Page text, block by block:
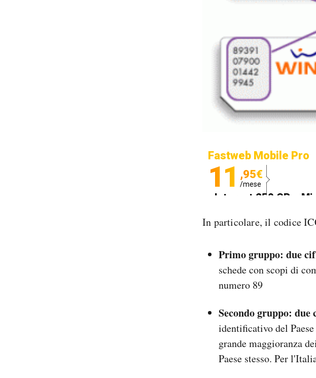
Fastweb Mobile Pro
11 ,95€
/mese
Internet 250 GB e
In particolare, il codice
Primo gruppo: due
schede con scopi di
numero 89
Secondo gruppo: due
identificativo del
grande maggioranza
Paese stesso. Per